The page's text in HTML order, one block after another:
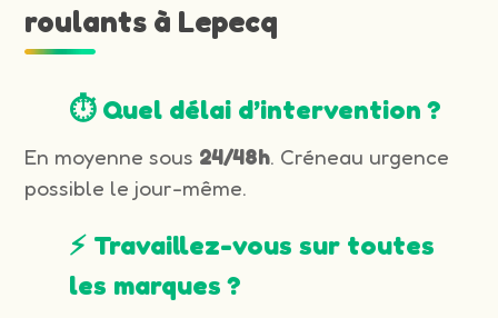
roulants à Lepecq
⏱️ Quel délai d’intervention ?
En moyenne sous 24/48h. Créneau urgence
possible le jour-même.
⚡ Travaillez-vous sur toutes
les marques ?